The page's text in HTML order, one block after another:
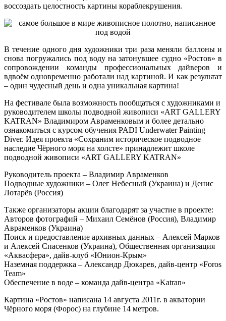
воссоздать целостность картины кораблекрушения.
В течение одного дня художники три раза меняли баллоны и
снова погружались под воду на затонувшее судно «Ростов» в
сопровождении команды профессиональных дайверов и
вдвоём одновременно работали над картиной. И как результат
– один чудесный день и одна уникальная картина!
На фестивале была возможность пообщаться с художниками и
руководителем школы подводной живописи «ART GALLERY
KATRAN» Владимиром Авраменковым и более детально
ознакомиться с курсом обучения PADI Underwater Painting
Diver. Идея проекта «Сохраним историческое подводное
наследие Чёрного моря на холсте» принадлежит школе
подводной живописи «ART GALLERY KATRAN»
Руководитель проекта – Владимир Авраменков
Подводные художники – Олег Небесный (Украина) и Денис
Лотарёв (Россия)
Также организаторы акции благодарят за участие в проекте:
Авторов фотографий – Михаил Семёнов (Россия), Владимир
Авраменков (Украина)
Поиск и предоставление архивных данных – Алексей Марков
и Алексей Спасенков (Украина), Общественная организация
«Аквасфера», дайв-клуб «Юнион-Крым»
Наземная поддержка – Александр Дюкарев, дайв-центр «Foros
Team»
Обеспечение в воде – команда дайв-центра «Katran»
Картина «Ростов» написана 14 августа 2011г. в акватории
Чёрного моря (Форос) на глубине 14 метров.